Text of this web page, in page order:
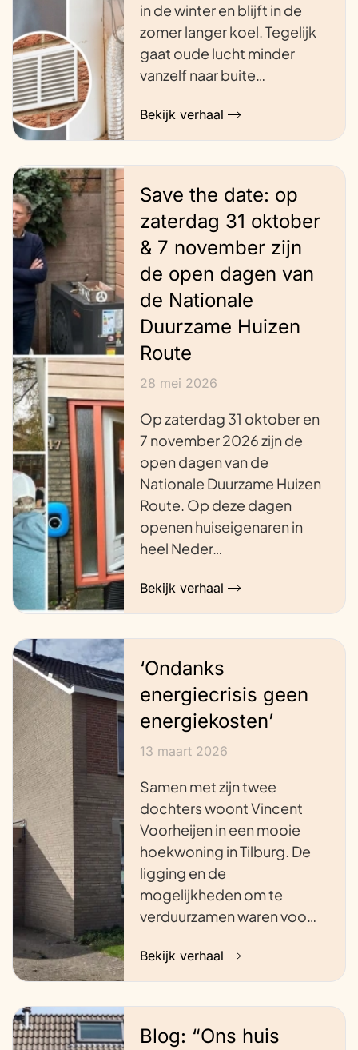
in de winter en blijft in de
zomer langer koel. Tegelijk
gaat oude lucht minder
vanzelf naar buite…
Bekijk verhaal
Save the date: op
zaterdag 31 oktober
& 7 november zijn
de open dagen van
de Nationale
Duurzame Huizen
Route
28 mei 2026
Op zaterdag 31 oktober en
7 november 2026 zijn de
open dagen van de
Nationale Duurzame Huizen
Route. Op deze dagen
openen huiseigenaren in
heel Neder…
Bekijk verhaal
‘Ondanks
energiecrisis geen
energiekosten’
13 maart 2026
Samen met zijn twee
dochters woont Vincent
Voorheijen in een mooie
hoekwoning in Tilburg. De
ligging en de
mogelijkheden om te
verduurzamen waren voo…
Bekijk verhaal
Blog: “Ons huis